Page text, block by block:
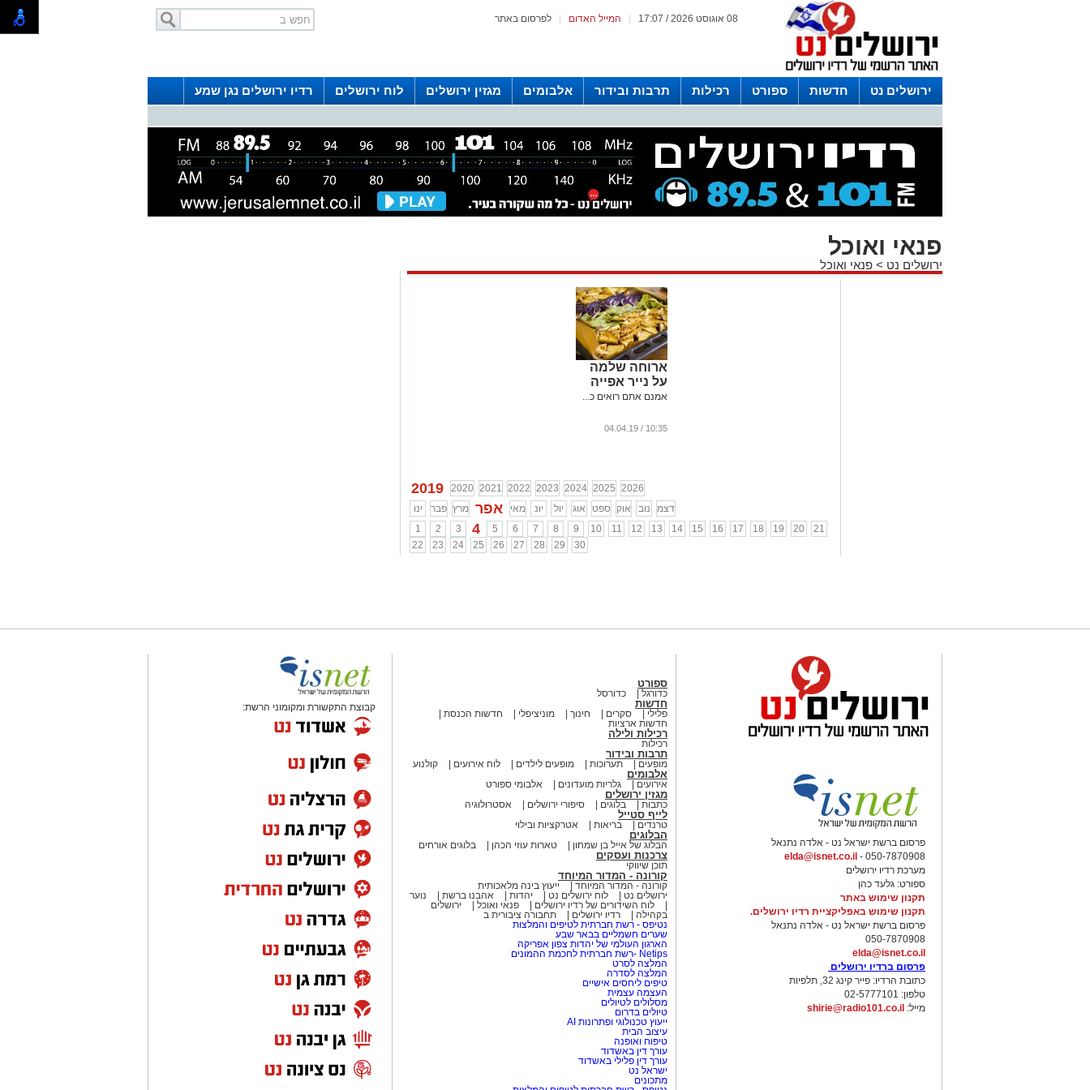
לפרסום באתר המייל האדום 08 אוגוסט 2026 / 17:07
ירושלים נט חדשות ספורט רכילות תרבות ובידור אלבומים מגזין ירושלים לוח ירושלים
רדיו ירושלים נגן שמע
פנאי ואוכל
ירושלים נט > פנאי ואוכל
ארוחה שלמה
על נייר אפייה
אמנם אתם רואים כ...
10:35 / 04.04.19
2019 2020 2021 2022 2023 2024 2025 2026
ינו
פבר מרץ אפר מאי יונ יול אוג ספט אוק נוב
דצמ
1
2 3 4 5 6 7 8 9 10 11 12 13 14 15 16 17 18 19 20
21
22
23 24 25 26 27 28 29 30
פרסום ברשת ישראל נט - אלדה נתנאל
050-7870908 -
elda@isnet.co.il
מערכת רדיו ירושלים
ספורט: גלעד כהן
תקנון שימוש באתר
תקנון שימוש באפליקציית רדיו ירושלים.
פרסום ברשת ישראל נט - אלדה נתנאל
050-7870908
elda@isnet.co.il
פרסום ברדיו ירושלים
כתובת הרדיו: פייר קינג 32, תלפיות
טלפון: 02-5777101
מייל: shirie@radio101.co.il
ספורט
כדורגל כדורסל
חדשות
פלילי סקרים חינוך מוניציפלי
חדשות הכנסת
חדשות ארציות
רכילות ולילה
רכילות
תרבות ובידור
מופעים תערוכות מופעים לילדים לוח אירועים קולנוע
אלבומים
אירועים גלריות מועדונים אלבומי ספורט
מגזין ירושלים
כתבות בלוגים סיפורי ירושלים אסטרולוגיה
לייף סטייל
טרנדים בריאות אטרקציות ובילוי
הבלוגים
הבלוג של אייל בן שמחון טארות עוזי הכהן בלוגים אורחים
צרכנות ועסקים
תוכן שיווקי
קורונה - המדור המיוחד
קורונה - המדור המיוחד
ייעוץ בינה מלאכותית
ירושלים נט
לוח ירושלים נט יהדות אהבנו ברשת
נוער
לוח השידורים של רדיו ירושלים
פנאי ואוכל
ירושלים
בקהילה
רדיו ירושלים
תחבורה ציבורית ב
נטיפס - רשת חברתית לטיפים והמלצות
שערים חשמליים בבאר שבע
הארגון העולמי של יהדות צפון אפריקה
Netips -רשת חברתית לחכמת ההמונים
המלצה לסרט
המלצה לסדרה
טיפים ליחסים אישיים
העצמה עצמית
מסלולים לטיולים
טיולים בדרום
ייעוץ טכנולוגי ופתרונות AI
עיצוב הבית
טיפוח ואופנה
עורך דין באשדוד
עורך דין פלילי באשדוד
ישראל נט
מתכונים
קבוצת התקשורת ומקומוני הרשת: